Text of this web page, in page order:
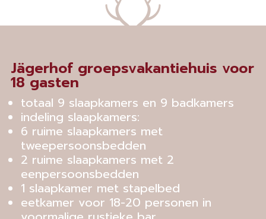
Jägerhof groepsvakantiehuis voor
18 gasten
totaal 9 slaapkamers en 9 badkamers
indeling slaapkamers:
6 ruime slaapkamers met
tweepersoonsbedden
2 ruime slaapkamers met 2
eenpersoonsbedden
1 slaapkamer met stapelbed
eetkamer voor 18-20 personen in